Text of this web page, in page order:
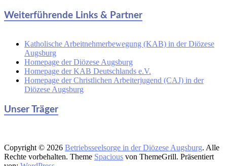
Weiterführende Links & Partner
Katholische Arbeitnehmerbewegung (KAB) in der Diözese
Augsburg
Homepage der Diözese Augsburg
Homepage der KAB Deutschlands e.V.
Homepage der Christlichen Arbeiterjugend (CAJ) in der
Diözese Augsburg
Unser Träger
Copyright © 2026 Betriebsseelsorge in der Diözese Augsburg. Alle
Rechte vorbehalten. Theme Spacious von ThemeGrill. Präsentiert